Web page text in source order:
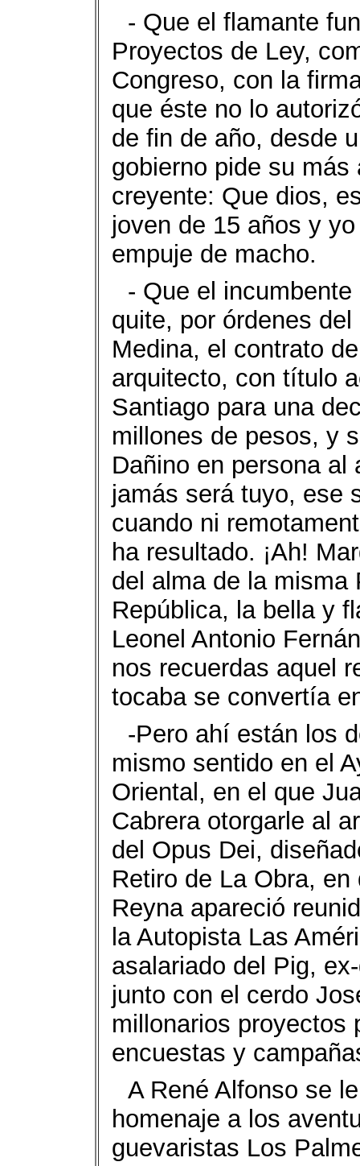
- Que el flamante
Proyectos de Ley,
Congreso, con la
que éste no lo
de fin de año, desde
gobierno pide su
creyente: Que dios,
joven de 15 años y
empuje de macho.
- Que el
quite, por órdenes
Medina, el contrato
arquitecto, con título
Santiago para una
millones de pesos, y
Dañino en persona al
jamás será tuyo, ese
cuando ni
ha resultado. ¡Ah!
del alma de la misma
República, la bella y
Leonel Antonio
nos recuerdas aquel
tocaba se convertía
-Pero ahí están los
mismo sentido en el
Oriental, en el que
Cabrera otorgarle al
del Opus Dei,
Retiro de La Obra,
Reyna apareció
la Autopista Las
asalariado del Pig,
junto con el cerdo
millonarios proyectos
encuestas y
A René Alfonso se
homenaje a los
guevaristas Los